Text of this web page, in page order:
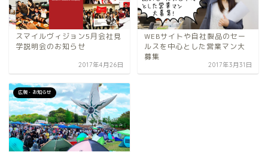
スマイルヴィジョン5月会社見
学説明会のお知らせ
2017年4月26日
WEBサイトや自社製品のセー
ルスを中心とした営業マン大
募集
2017年3月31日
広報・お知らせ